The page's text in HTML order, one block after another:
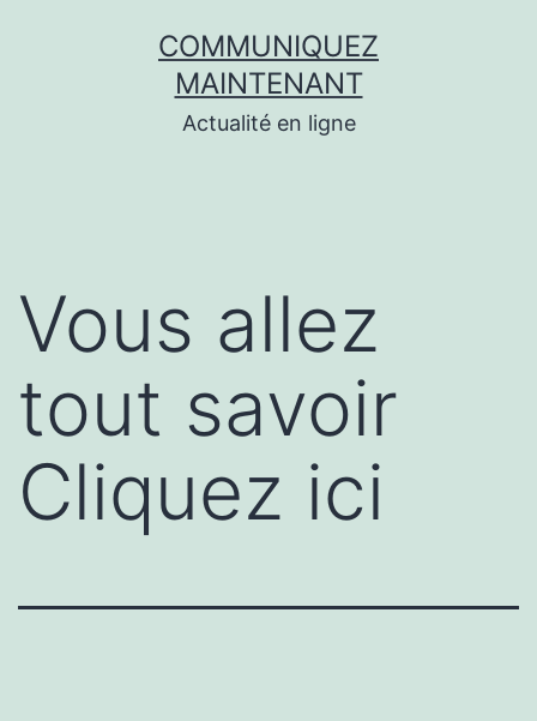
COMMUNIQUEZ
MAINTENANT
Actualité en ligne
Vous allez
tout savoir
Cliquez ici